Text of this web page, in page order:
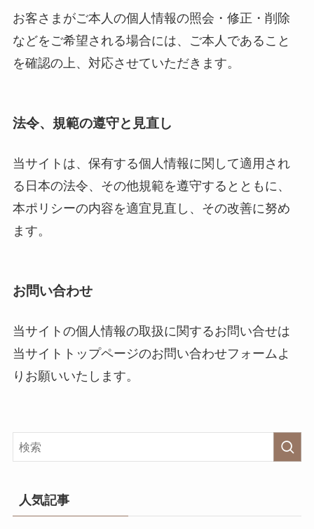
お客さまがご本人の個人情報の照会・修正・削除
などをご希望される場合には、ご本人であること
を確認の上、対応させていただきます。
法令、規範の遵守と見直し
当サイトは、保有する個人情報に関して適用され
る日本の法令、その他規範を遵守するとともに、
本ポリシーの内容を適宜見直し、その改善に努め
ます。
お問い合わせ
当サイトの個人情報の取扱に関するお問い合せは
当サイトトップページのお問い合わせフォームよ
りお願いいたします。
人気記事